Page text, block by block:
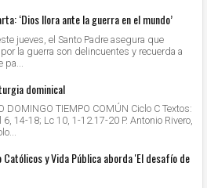
‘Dios llora ante la guerra en el mundo’
jueves, el Santo Padre asegura que
la guerra son delincuentes y recuerda a
dominical
DOMINGO TIEMPO COMÚN Ciclo C Textos:
14-18; Lc 10, 1-12.17-20 P. Antonio Rivero,
Católicos y Vida Pública aborda 'El desafío de